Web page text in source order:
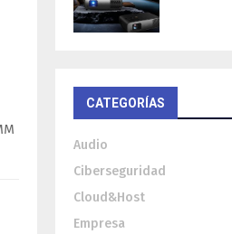
CATEGORÍAS
Audio
Ciberseguridad
Cloud&Host
Empresa